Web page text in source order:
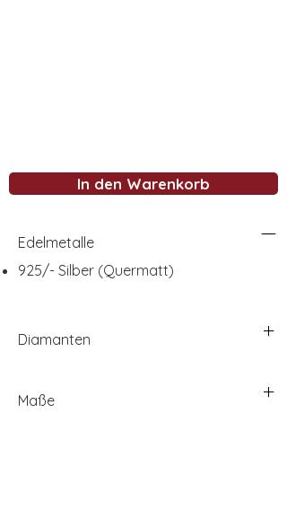
In den Warenkorb
Edelmetalle
925/- Silber (Quermatt)
Diamanten
Maße